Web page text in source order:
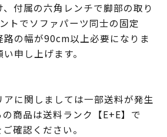
付属の六角レンチで脚部の取り
トでソファパーツ同士の固定
の幅が90cm以上必要になりま
申し上げます。
に関しましては一部送料が発生
商品は送料ランク【E+E】で
ご確認ください。